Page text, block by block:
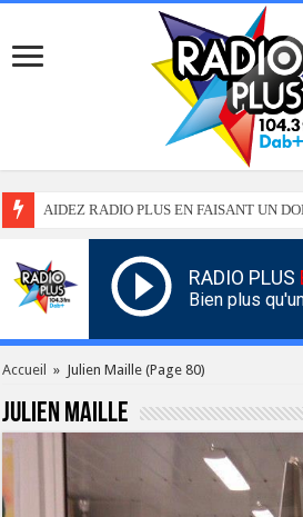
AIDEZ RADIO PLUS EN FAISANT UN
RADIO PLUS
Bien plus
Accueil » Julien Maille (Page 80)
Julien Maille